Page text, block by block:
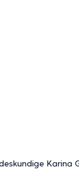
Karina